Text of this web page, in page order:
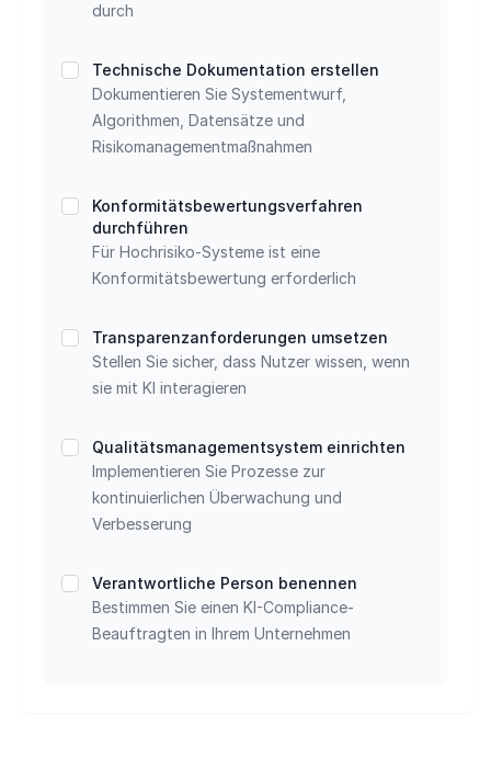
durch
Technische Dokumentation erstellen
Dokumentieren Sie Systementwurf,
Algorithmen, Datensätze und
Risikomanagementmaßnahmen
Konformitätsbewertungsverfahren
durchführen
Für Hochrisiko-Systeme ist eine
Konformitätsbewertung erforderlich
Transparenzanforderungen umsetzen
Stellen Sie sicher, dass Nutzer wissen, wenn
sie mit KI interagieren
Qualitätsmanagementsystem einrichten
Implementieren Sie Prozesse zur
kontinuierlichen Überwachung und
Verbesserung
Verantwortliche Person benennen
Bestimmen Sie einen KI-Compliance-
Beauftragten in Ihrem Unternehmen